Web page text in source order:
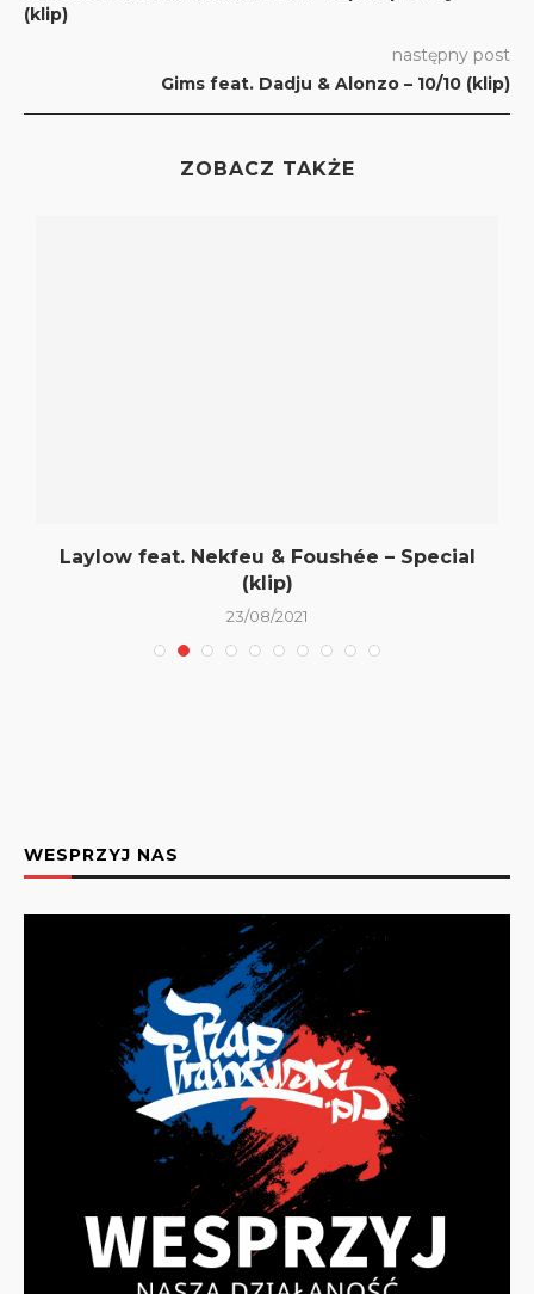
(klip)
następny post
Gims feat. Dadju & Alonzo – 10/10 (klip)
ZOBACZ TAKŻE
Laylow feat. Nekfeu & Foushée – Special
(klip)
23/08/2021
WESPRZYJ NAS